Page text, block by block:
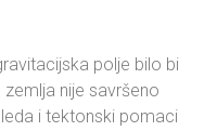
polje bilo bi
nije savršeno
i tektonski pomaci